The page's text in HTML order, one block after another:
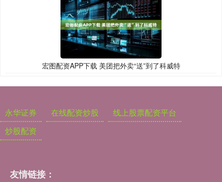
宏图配资APP下载 美团把外卖“送”到了科威特
永华证券 在线配资炒股
线上股票配资平台
炒股配资
友情链接：